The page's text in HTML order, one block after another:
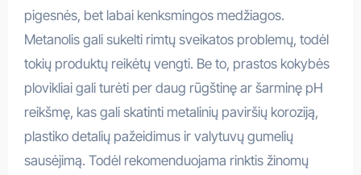
pigesnės, bet labai kenksmingos medžiagos.
Metanolis gali sukelti rimtų sveikatos problemų, todėl
tokių produktų reikėtų vengti. Be to, prastos kokybės
plovikliai gali turėti per daug rūgštinę ar šarminę pH
reikšmę, kas gali skatinti metalinių paviršių koroziją,
plastiko detalių pažeidimus ir valytuvų gumelių
sausėjimą. Todėl rekomenduojama rinktis žinomų